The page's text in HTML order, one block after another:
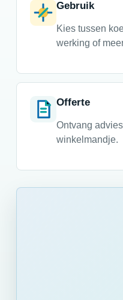
Gebruik
Kies tussen
werking of
Offerte
Ontvang
winkelmandje.